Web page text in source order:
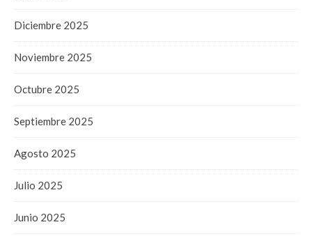
Diciembre 2025
Noviembre 2025
Octubre 2025
Septiembre 2025
Agosto 2025
Julio 2025
Junio 2025